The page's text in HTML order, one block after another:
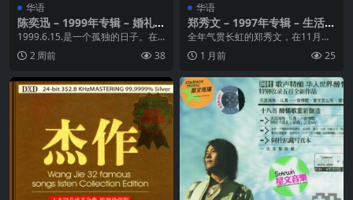
华语
陈奕迅 – 1999年专辑 – 婚礼的
祝福 Flac
1999.6.15.是一个孤独的日子。在
满座的红馆做人第一场大型演唱会
的我，心情...
2 周前 38
华语
郑秀文 – 1997年专辑 – 生活语
言 Flac
全年气贯长虹的郑秀文，在11月连
开16场个人演唱会之后，声势更是
旺盛到了极点。年...
1 月前 25